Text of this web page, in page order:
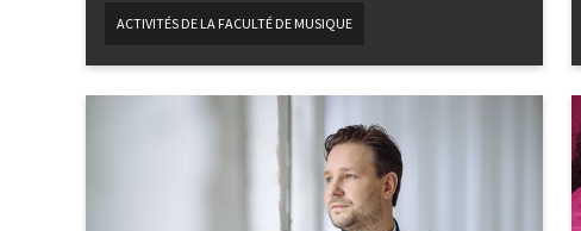
ACTIVITÉS DE LA FACULTÉ DE MUSIQUE